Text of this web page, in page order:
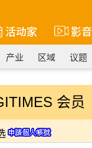
活动家 影音
产业 区域 议题
会员